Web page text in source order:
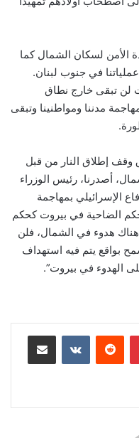
الأمن لسكان الشمال كما
في جنوب لبنان.
لن تبقى خارج نطاق
مدننا ومواطنينا وتبقى
وقف إطلاق النار من قبل
أصدرنا، رئيس الوزراء
الإسرائيلي بمهاجمة
الضاحية في بيروت كحكم
هدوء في الشمال، فلن
بواقع يتم فيه استهداف
الهدوء في بيروت”.
بينتيريست